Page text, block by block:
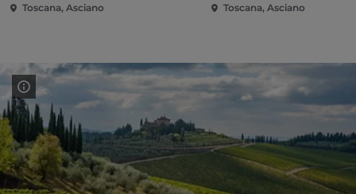
Toscana, Asciano Toscana, Asciano